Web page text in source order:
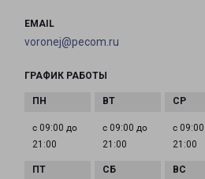
EMAIL
voronej@pecom.ru
ГРАФИК РАБОТЫ
с 09:00 до
21:00
с 09:00 до
21:00
с
21:00